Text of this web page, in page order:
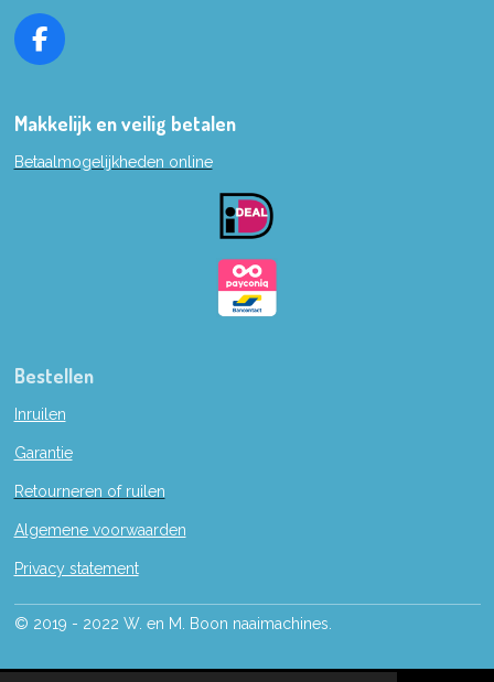
F
e
o
Makkelijk en veilig betalen
Betaalmogelijkheden online
Bestellen
Inruilen
Garantie
Retourneren of ruilen
Algemene voorwaarden
Privacy statement
© 2019 - 2022 W. en M. Boon naaimachines.